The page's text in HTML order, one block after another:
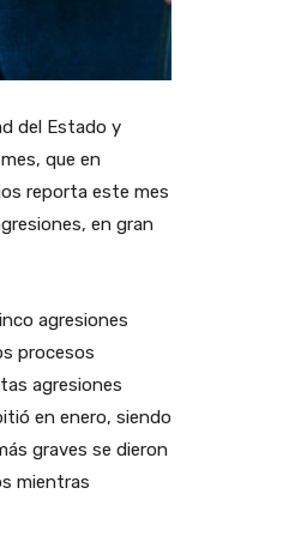
del Estado y
que en
reporta este mes
en gran
agresiones
procesos
agresiones
en enero, siendo
graves se dieron
mientras